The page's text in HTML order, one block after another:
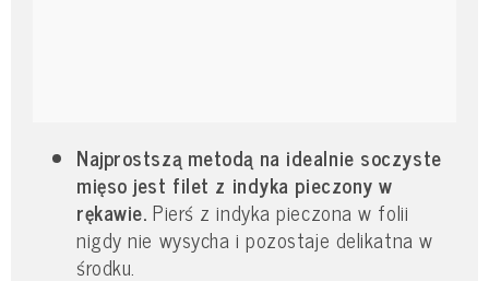
Najprostszą metodą na idealnie soczyste
mięso jest filet z indyka pieczony w
rękawie. Pierś z indyka pieczona w folii
nigdy nie wysycha i pozostaje delikatna w
środku.